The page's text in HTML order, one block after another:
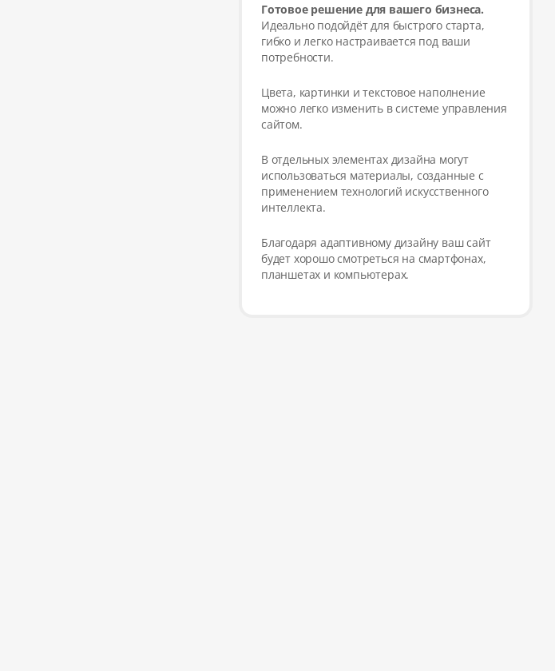
Готовое решение для вашего бизнеса.
Идеально подойдёт для быстрого старта,
гибко и легко настраивается под ваши
потребности.
Цвета, картинки и текстовое наполнение
можно легко изменить в системе управления
сайтом.
В отдельных элементах дизайна могут
использоваться материалы, созданные с
применением технологий искусственного
интеллекта.
Благодаря адаптивному дизайну ваш сайт
будет хорошо смотреться на смартфонах,
планшетах и компьютерах.